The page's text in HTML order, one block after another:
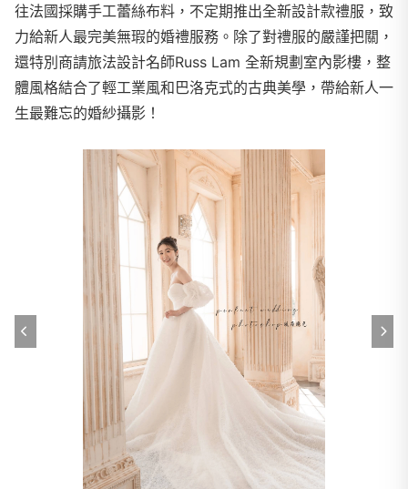
往法國採購手工蕾絲布料，不定期推出全新設計款禮服，致
力給新人最完美無瑕的婚禮服務。除了對禮服的嚴謹把關，
還特別商請旅法設計名師Russ Lam 全新規劃室內影樓，整
體風格結合了輕工業風和巴洛克式的古典美學，帶給新人一
生最難忘的婚紗攝影！